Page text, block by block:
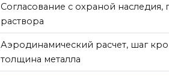
Согласование с охраной наследия,
раствора
Аэродинамический расчет, шаг
толщина металла